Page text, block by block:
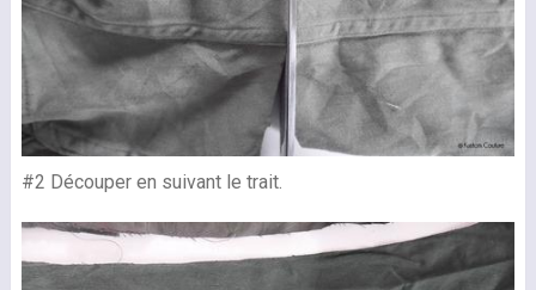
#2 Découper en suivant le trait.